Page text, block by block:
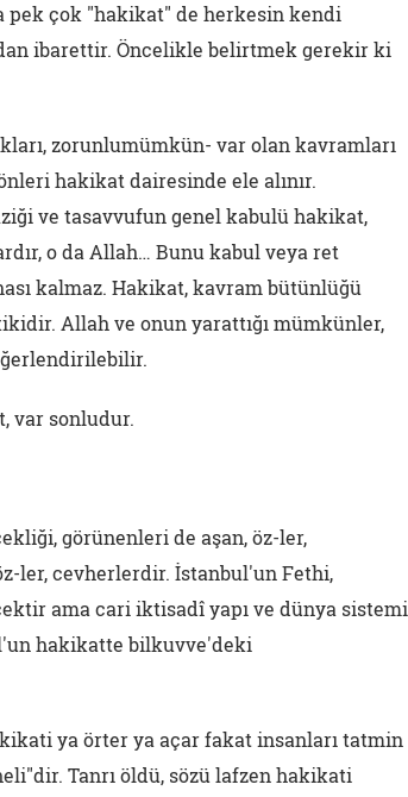
pek çok "hakikat" de herkesin kendi
ibarettir. Öncelikle belirtmek gerekir ki
zorunlumümkün- var olan kavramları
hakikat dairesinde ele alınır.
ve tasavvufun genel kabulü hakikat,
o da Allah… Bunu kabul veya ret
kalmaz. Hakikat, kavram bütünlüğü
Allah ve onun yarattığı mümkünler,
var sonludur.
görünenleri de aşan, öz-ler,
ler, cevherlerdir. İstanbul'un Fethi,
ama cari iktisadî yapı ve dünya sistemi
hakikatte bilkuvve'deki
ya örter ya açar fakat insanları tatmin
Tanrı öldü, sözü lafzen hakikati